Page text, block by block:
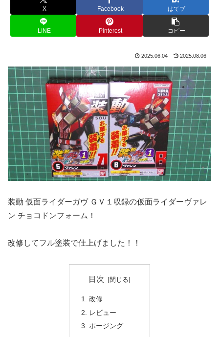
X Facebook はてブ
LINE Pinterest コピー
2025.06.04 2025.08.06
装動 仮面ライダーガヴ ＧＶ１収録の仮面ライダーヴァレ
ン チョコドンフォーム！
改修してフル塗装で仕上げました！！
目次
改修
レビュー
ポージング